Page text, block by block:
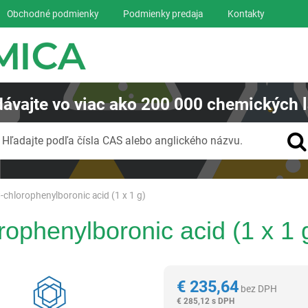
chlorophenylboronic acid (1 x 1 g)
acid (1 x 1
€235,64 bez DPH
€ 285,12 s DPH
Obchodné podmienky Podmienky predaja Kontakty
vo viac ako200 000 chemických
Hľadajte podľa čísla CAS alebo anglického názvu.